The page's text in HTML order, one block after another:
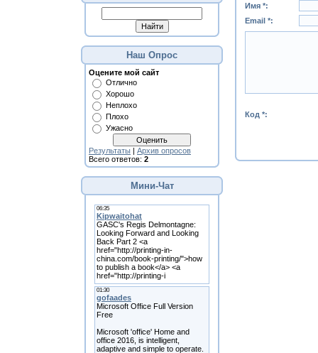
Наш Опрос
Оцените мой сайт
Отлично
Хорошо
Неплохо
Плохо
Ужасно
Результаты | Архив опросов
Всего ответов: 2
Мини-Чат
Имя *:
Email *:
Код *: